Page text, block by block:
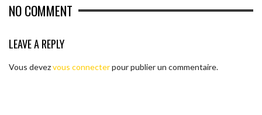
NO COMMENT
LEAVE A REPLY
Vous devezvous connecterpour publier un commentaire.